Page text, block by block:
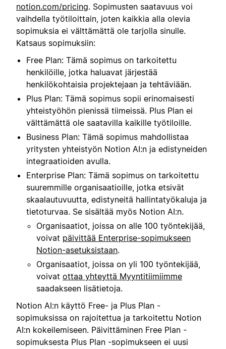
notion.com/pricing. Sopimusten saatavuus voi
vaihdella työtiloittain, joten kaikkia alla olevia
sopimuksia ei välttämättä ole tarjolla sinulle.
Katsaus sopimuksiin:
Free Plan: Tämä sopimus on tarkoitettu
henkilöille, jotka haluavat järjestää
henkilökohtaisia projektejaan ja tehtäviään.
Plus Plan: Tämä sopimus sopii erinomaisesti
yhteistyöhön pienissä tiimeissä. Plus Plan ei
välttämättä ole saatavilla kaikille työtiloille.
Business Plan: Tämä sopimus mahdollistaa
yritysten yhteistyön Notion AI:n ja edistyneiden
integraatioiden avulla.
Enterprise Plan: Tämä sopimus on tarkoitettu
suuremmille organisaatioille, jotka etsivät
skaalautuvuutta, edistyneitä hallintatyökaluja ja
tietoturvaa. Se sisältää myös Notion AI:n.
Organisaatiot, joissa on alle 100 työntekijää,
voivat päivittää Enterprise-sopimukseen
Notion-asetuksistaan.
Organisaatiot, joissa on yli 100 työntekijää,
voivat ottaa yhteyttä Myyntitiimiimme
saadakseen lisätietoja.
Notion AI:n käyttö Free- ja Plus Plan -
sopimuksissa on rajoitettua ja tarkoitettu Notion
AI:n kokeilemiseen. Päivittäminen Free Plan -
sopimuksesta Plus Plan -sopimukseen ei uusi